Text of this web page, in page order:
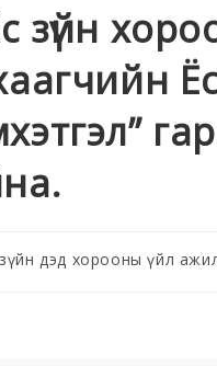
Ёс
дэд хорооны үйл